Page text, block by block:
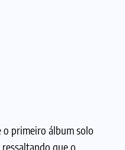
o primeiro álbum solo
ressaltando que o